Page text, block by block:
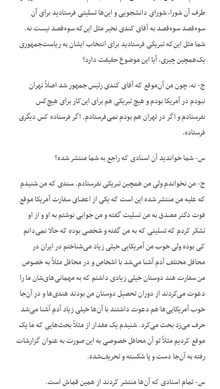
طرف آن شورا، شورای دانشجویی و این‌ها تسلیتی فرستادید برای آن
سوءقصد سوءقصد به آقای کندی نخیر مثل این‌که سوءقصد نیست نه.
شما مثل این‌که تبریکی فرستادید برای انتخاب ایشان به ریاست‌جمهوری
یک‌همچین چیزی، آیا این موضوع حقیقت دارد؟
ج- نه، چون من آن‌موقع که آقای کندی رئیس جمهور شد اصلاً تهران
نبودم در آمریکا بودم و هیچ تبریکی هم برای این‌کار برای هیچ‌کس
نفرستادم و اگر در تهران هم بودم نمی‌فرستادم. اگر فرستاده کس دیگری
فرستاده.
س- شما خواندید آن اسنادی که راجع به شما منتشر شده؟
ج- من نخواندم ولی من همچین تبریکی نفرستادم. سندی که من شنیدم
که علیه من منتشر شده این است که یکی از اعضای سفارت آمریکا موقع
فوت دکتر مصدق به من تسلیت گفته و من جوابی نوشتم به او و از او
تشکر کردم که تسلیتی که به من گفته و شخصی بوده که حالا نمی‌دانم
کی بوده ولی خوب من آمریکایی خیلی زیاد می‌شناختم در ایران در
محافل مختلف آدم آشنا می‌شد با اشخاص و در محافل مثلاً به خصوص
من سفارت هند دوستان خیلی زیادی داشتم که به مهمانی‌های‌شان ما را
دعوت می‌کردند از دوران تحصیل دوستان من بودند هندی‌ها و در آن‌جا
خوب آمریکایی‌ها هم دعوت داشتند با آن‌ها خیلی زیاد آدم آشنا می‌شد
حرف می‌زد بحث می‌کرد. شنیدم یک مقدار از مثلاً بحث‌هایی که ما یک
موقع کردیم مثلاً تو آن محافل خصوصی به این صورت به عنوان گزارشات
رفته به آن‌جا دست و پا شکسته و تحریف‌شده.
س- تمام اسنادی که آن‌ها منتشر کردند از همین قماش است.